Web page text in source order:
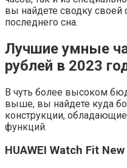
вы найдете сводку своей
последнего сна.
Лучшие умные
рублей в 2023
В чуть более высоком
выше, вы найдете куда
конструкции,
функций.
HUAWEI Watch Fit New